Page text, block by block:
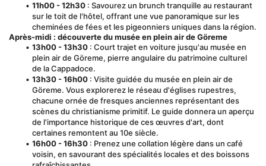
11h00 - 12h30 : Savourez un brunch tranquille au restaurant
sur le toit de l'hôtel, offrant une vue panoramique sur les
cheminées de fées et les pigeonniers uniques dans la région.
Après-midi : découverte du musée en plein air de Göreme
13h00 - 13h30 : Court trajet en voiture jusqu'au musée en
plein air de Göreme, pierre angulaire du patrimoine culturel
de la Cappadoce.
13h30 - 16h00 : Visite guidée du musée en plein air de
Göreme. Vous explorerez le réseau d'églises rupestres,
chacune ornée de fresques anciennes représentant des
scènes du christianisme primitif. Le guide donnera un aperçu
de l'importance historique de ces œuvres d'art, dont
certaines remontent au 10e siècle.
16h00 - 16h30 : Prenez une collation légère dans un café
voisin, en savourant des spécialités locales et des boissons